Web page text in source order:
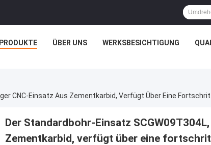
PRODUKTE ÜBER UNS WERKSBESICHTIGUNG
Der Standardbohr-Einsatz
Zementkarbid, verfügt über eine